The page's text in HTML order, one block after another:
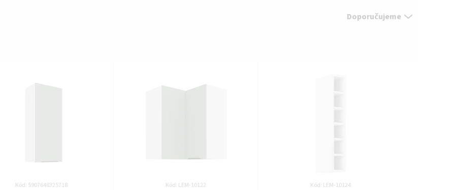
Doporučujeme
Kód: 5907648325718 Kód: LEM-10122 Kód: LEM-10124